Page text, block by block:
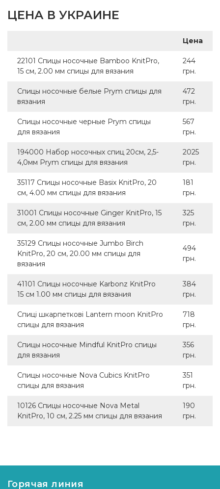
ЦЕНА В УКРАИНЕ
Цена
22101 Спицы носочные Bamboo KnitPro,
15 см, 2.00 мм спицы для вязания
244
грн.
Спицы носочные белые Prym спицы для
вязания
472
грн.
Спицы носочные черные Prym спицы
для вязания
567
грн.
194000 Набор носочных спиц 20см, 2,5-
4,0мм Prym спицы для вязания
2025
грн.
35117 Спицы носочные Basix KnitPro, 20
см, 4.00 мм спицы для вязания
181
грн.
31001 Спицы носочные Ginger KnitPro, 15
см, 2.00 мм спицы для вязания
325
грн.
35129 Спицы носочные Jumbo Birch
KnitPro, 20 см, 20.00 мм спицы для
вязания
494
грн.
41101 Спицы носочные Karbonz KnitPro
15 см 1.00 мм спицы для вязания
384
грн.
Спиці шкарпеткові Lantern moon KnitPro
спицы для вязания
718
грн.
Спицы носочные Mindful KnitPro спицы
для вязания
356
грн.
Спицы носочные Nova Cubics KnitPro
спицы для вязания
351
грн.
10126 Спицы носочные Nova Metal
KnitPro, 10 см, 2.25 мм спицы для вязания
190
грн.
Горячая линия